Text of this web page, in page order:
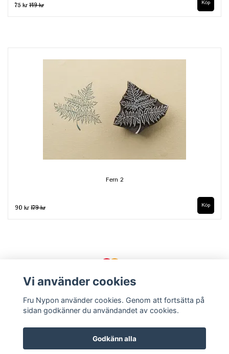
75 kr149 kr
Fern 2
90 kr179 kr
Vi använder cookies
Fru Nypon använder cookies. Genom att fortsätta på
sidan godkänner du användandet av cookies.
Godkänn alla